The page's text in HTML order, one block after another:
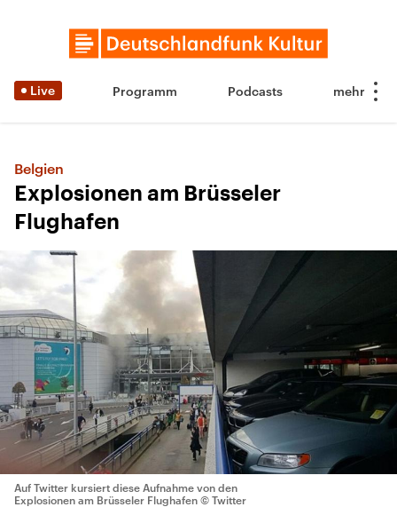
Live Programm Podcasts
Belgien
Explosionen am Brüsseler
Flughafen
Auf Twitter kursiert diese Aufnahme von den
Explosionen am Brüsseler Flughafen © Twitter